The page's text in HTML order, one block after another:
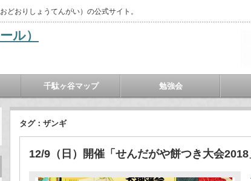
どおりしょうてんがい）の公式サイト。
千駄ヶ谷マップ 勉強会
タグ：ザンギ
12/9（日）開催「せんだがや餅つき大会2018